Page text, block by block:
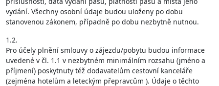
vydání. Všechny osobní údaje budou uloženy po dobu
stanovenou zákonem, případně po dobu nezbytně nutnou.
1.2.
Pro účely plnění smlouvy o zájezdu/pobytu budou informace
uvedené v čl. 1.1 v nezbytném minimálním rozsahu (jméno a
příjmení) poskytnuty též dodavatelům cestovní kanceláře
(zejména hotelům a leteckým přepravcům ). Údaje o těchto